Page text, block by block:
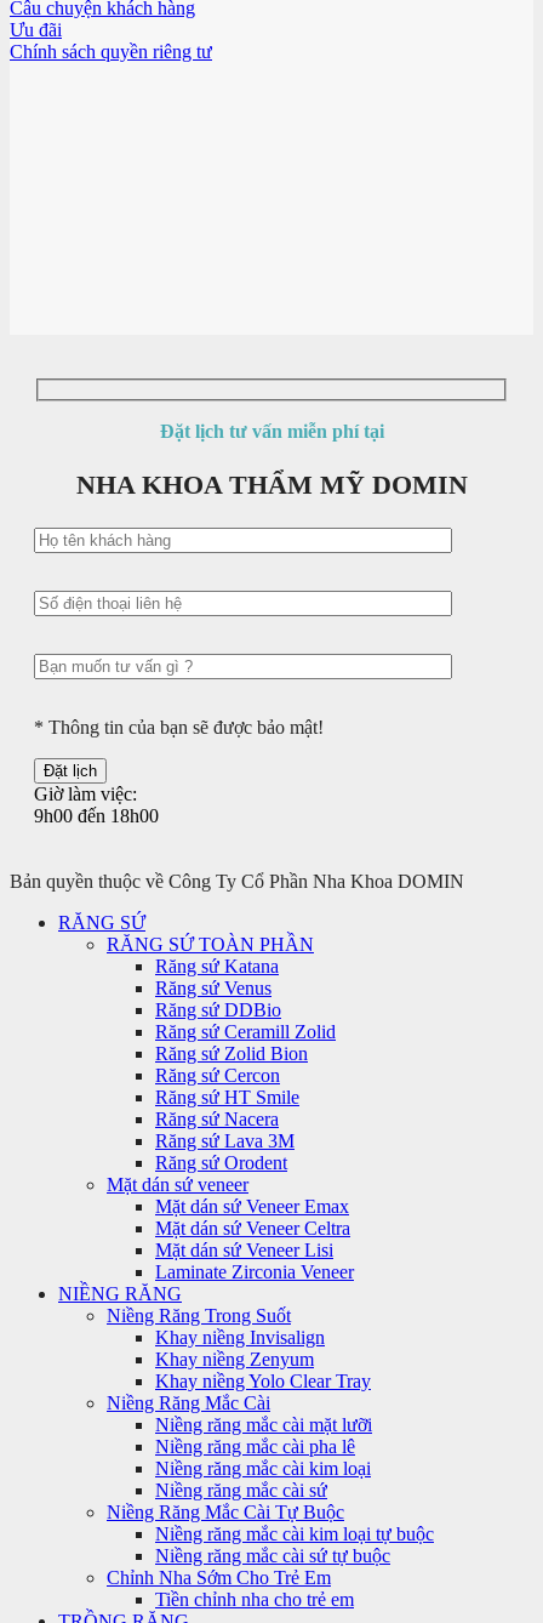
Câu chuyện khách hàng
Ưu đãi
Chính sách quyền riêng tư
Đặt lịch tư vấn miễn phí tại
NHA KHOA THẨM MỸ DOMIN
* Thông tin của bạn sẽ được bảo mật!
Giờ làm việc:
9h00 đến 18h00
Bản quyền thuộc về Công Ty Cổ Phần Nha Khoa DOMIN
RĂNG SỨ
RĂNG SỨ TOÀN PHẦN
Răng sứ Katana
Răng sứ Venus
Răng sứ DDBio
Răng sứ Ceramill Zolid
Răng sứ Zolid Bion
Răng sứ Cercon
Răng sứ HT Smile
Răng sứ Nacera
Răng sứ Lava 3M
Răng sứ Orodent
Mặt dán sứ veneer
Mặt dán sứ Veneer Emax
Mặt dán sứ Veneer Celtra
Mặt dán sứ Veneer Lisi
Laminate Zirconia Veneer
NIỀNG RĂNG
Niềng Răng Trong Suốt
Khay niềng Invisalign
Khay niềng Zenyum
Khay niềng Yolo Clear Tray
Niềng Răng Mắc Cài
Niềng răng mắc cài mặt lưỡi
Niềng răng mắc cài pha lê
Niềng răng mắc cài kim loại
Niềng răng mắc cài sứ
Niềng Răng Mắc Cài Tự Buộc
Niềng răng mắc cài kim loại tự buộc
Niềng răng mắc cài sứ tự buộc
Chỉnh Nha Sớm Cho Trẻ Em
Tiền chỉnh nha cho trẻ em